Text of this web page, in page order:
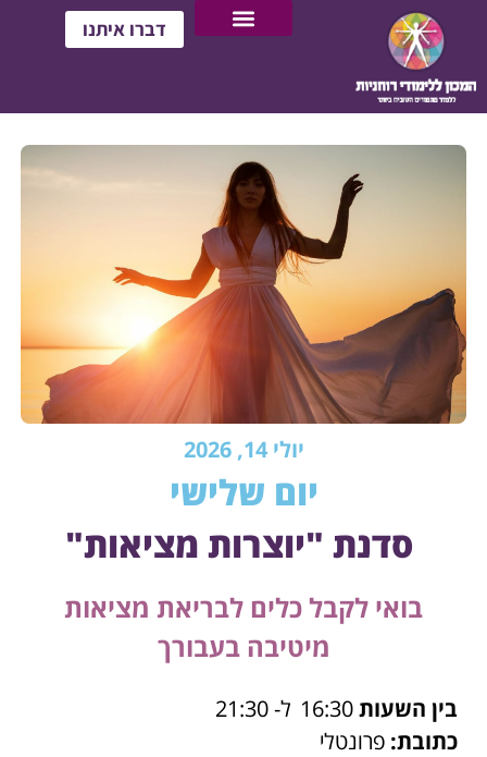
דברו איתנו
יולי 14, 2026
יום שלישי
סדנת "יוצרות מציאות"
בואי לקבל כלים לבריאת מציאות
מיטיבה בעבורך
בין השעות
ל- 21:30
כתובת: פרונטלי